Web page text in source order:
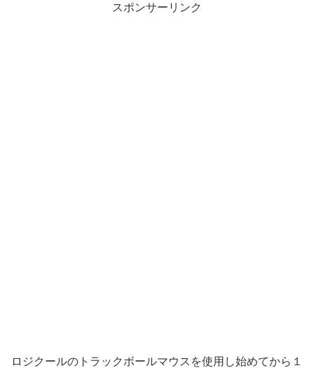
スポンサーリンク
ロジクールのトラックボールマウスを使用し始めてから１